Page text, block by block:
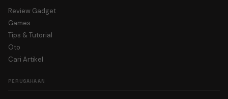
Review Gadget
Games
Tips & Tutorial
Oto
Cari Artikel
PERUSAHAAN